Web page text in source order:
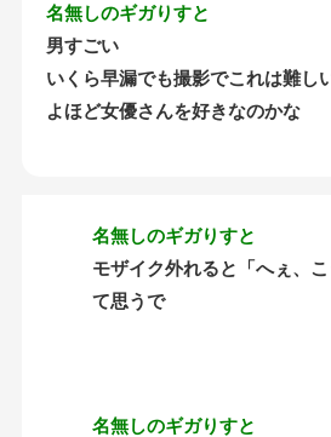
名無しのギガりすと
男すごい
いくら早漏でも撮影でこれは難し
よほど女優さんを好きなのかな
名無しのギガりすと
モザイク外れると「へぇ、
て思うで
名無しのギガりすと